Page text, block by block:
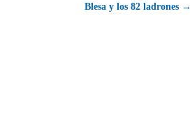
Blesa y los 82 ladrones →